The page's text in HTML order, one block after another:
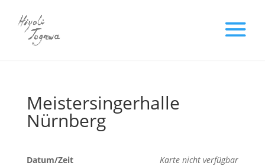
Meistersingerhalle
Nürnberg
Karte nicht verfügbar
Datum/Zeit